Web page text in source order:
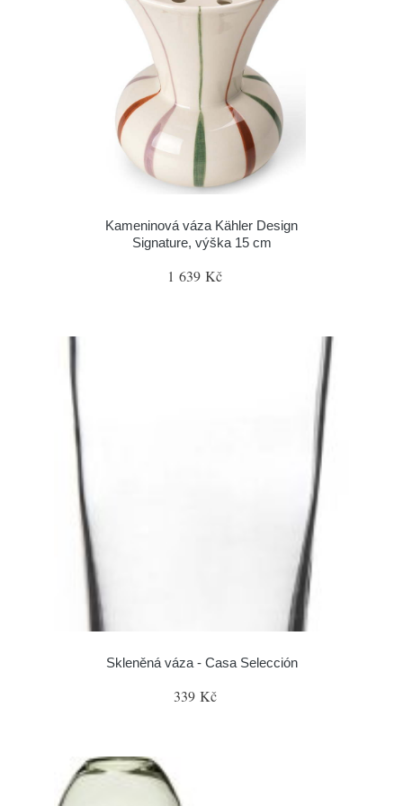
Kameninová váza Kähler Design
Signature, výška 15 cm
1 639 Kč
Skleněná váza - Casa Selección
339 Kč